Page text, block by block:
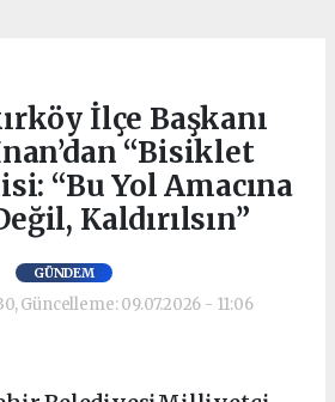
İlçe Başkanı
“Bisiklet
“Bu Yol Amacına
Kaldırılsın”
GÜNDEM
Güncelleme: 09.07.2026 - 11:06